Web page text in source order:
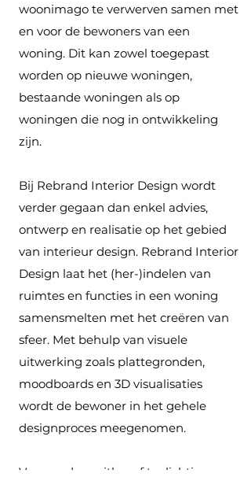
woonimago te verwerven samen met
en voor de bewoners van een
woning. Dit kan zowel toegepast
worden op nieuwe woningen,
bestaande woningen als op
woningen die nog in ontwikkeling
zijn.
Bij Rebrand Interior Design wordt
verder gegaan dan enkel advies,
ontwerp en realisatie op het gebied
van interieur design. Rebrand Interior
Design laat het (her-)indelen van
ruimtes en functies in een woning
samensmelten met het creëren van
sfeer. Met behulp van visuele
uitwerking zoals plattegronden,
moodboards en 3D visualisaties
wordt de bewoner in het gehele
designproces meegenomen.
Voor verdere uitleg of toelichting